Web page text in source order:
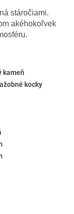
stáročiami.
akéhokoľvek
kameň
kocky